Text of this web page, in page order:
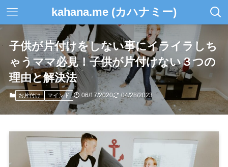
kahana.me (カハナミー)
子供が片付けをしない事にイライラしち
ゃうママ必見！子供が片付けない３つの
理由と解決法
お片付け マインド 06/17/2020 04/28/2023